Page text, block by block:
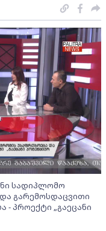
სადიპლომო
გარემოსდაცვითი
- პროექტი „გაეცანი